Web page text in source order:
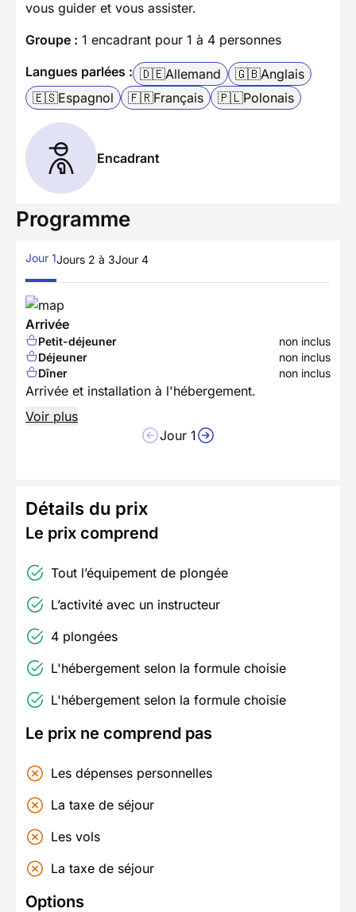
vous guider et vous assister.
Groupe : 1 encadrant pour 1 à 4 personnes
Langues parlées : 🇩🇪Allemand 🇬🇧Anglais
🇪🇸Espagnol 🇫🇷Français 🇵🇱Polonais
Encadrant
Programme
Jour 1Jours 2 à 3Jour 4
Arrivée
Petit-déjeuner
non inclus
Déjeuner
non inclus
Dîner
non inclus
Arrivée et installation à l'hébergement.
Voir plus
Jour 1
Détails du prix
Le prix comprend
Tout l’équipement de plongée
L’activité avec un instructeur
4 plongées
L'hébergement selon la formule choisie
L'hébergement selon la formule choisie
Le prix ne comprend pas
Les dépenses personnelles
La taxe de séjour
Les vols
La taxe de séjour
Options